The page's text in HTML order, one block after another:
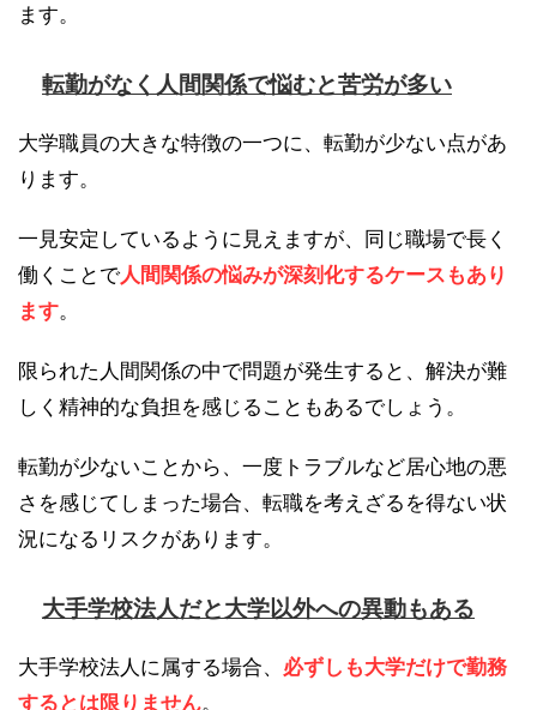
ます。
転勤がなく人間関係で悩むと苦労が多い
大学職員の大きな特徴の一つに、転勤が少ない点があ
ります。
一見安定しているように見えますが、同じ職場で長く
働くことで人間関係の悩みが深刻化するケースもあり
ます。
限られた人間関係の中で問題が発生すると、解決が難
しく精神的な負担を感じることもあるでしょう。
転勤が少ないことから、一度トラブルなど居心地の悪
さを感じてしまった場合、転職を考えざるを得ない状
況になるリスクがあります。
大手学校法人だと大学以外への異動もある
大手学校法人に属する場合、 必ずしも大学だけで勤務
するとは限りません。